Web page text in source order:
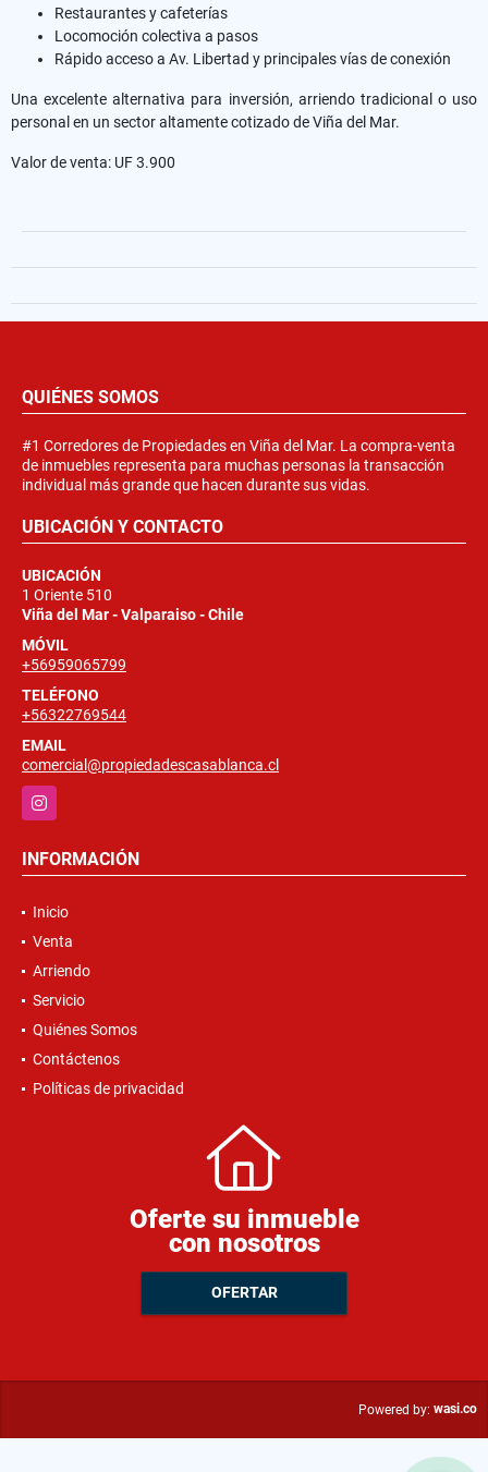
Restaurantes y cafeterías
Locomoción colectiva a pasos
Rápido acceso a Av. Libertad y principales vías de conexión
Una excelente alternativa para inversión, arriendo tradicional o uso
personal en un sector altamente cotizado de Viña del Mar.
Valor de venta: UF 3.900
QUIÉNES SOMOS
#1 Corredores de Propiedades en Viña del Mar. La compra-venta
de inmuebles representa para muchas personas la transacción
individual más grande que hacen durante sus vidas.
UBICACIÓN Y CONTACTO
UBICACIÓN
1 Oriente 510
Viña del Mar - Valparaiso - Chile
MÓVIL
+56959065799
TELÉFONO
+56322769544
EMAIL
comercial@propiedadescasablanca.cl
Instagram
INFORMACIÓN
Inicio
Venta
Arriendo
Servicio
Quiénes Somos
Contáctenos
Políticas de privacidad
Oferte su inmueble
con nosotros
OFERTAR
Powered by: wasi.co